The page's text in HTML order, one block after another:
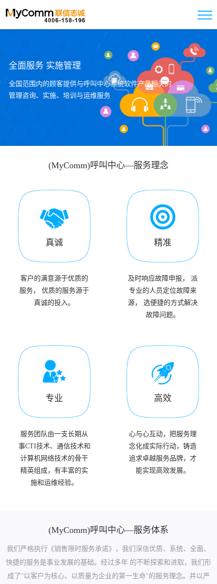
全面服务 实施管理
全国范围内的顾客提供与呼叫中心系统软件产品相关的
管理咨询、实施、培训与运维服务
(MyComm)呼叫中心—服务理念
真诚
客户的满意源于优质的
服务， 优质的服务源于
真诚的投入。
精准
及时响应故障申报， 派
专业的人员定位故障来
源， 选便捷的方式解决
故障问题。
专业
服务团队由一支长期从
事CTI技术、通信技术和
计算机网络技术的骨干
精英组成，有丰富的实
施和运维经验。
高效
心与心互动，把服务理
念化成实际行动，铸造
追求卓越服务品牌，才
能实现高效发展。
(MyComm)呼叫中心—服务体系
我们严格执行《销售限时服务承诺》，我们深信优质、系统、全面、
快捷的服务是事业发展的基础。经过多年 的不断探索和进取，我们形
成了"以客户为核心、以质量为企业的第一生命"的服务理念。并以严